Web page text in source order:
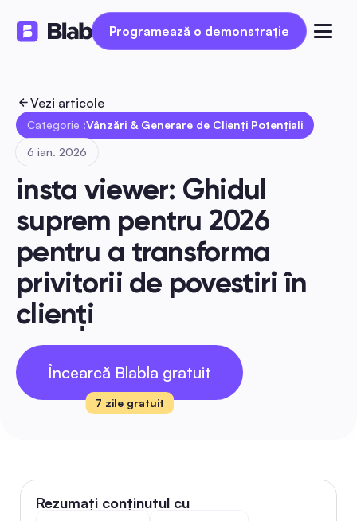
Programează o demonstrație
Programează o demonstrație
Vezi articole
Categorie :Vânzări & Generare de Clienți Potențiali
6 ian. 2026
insta viewer: Ghidul
suprem pentru 2026
pentru a transforma
privitorii de povestiri în
clienți
Încearcă Blabla gratuit
7 zile gratuit
Rezumați conținutul cu